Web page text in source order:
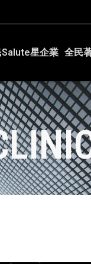
Salute星企業 全民